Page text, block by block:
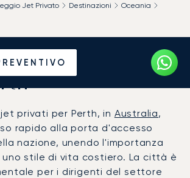
Jet Privato Destinazioni
Oceania
un Jet Privato da
privati per Perth, in Australia,
rapido alla porta d'accesso
nazione, unendo l'importanza
uno stile di vita costiero. La città è
per i dirigenti del settore